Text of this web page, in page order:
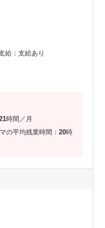
給：支給あり
時間／月
の平均残業時間：20時